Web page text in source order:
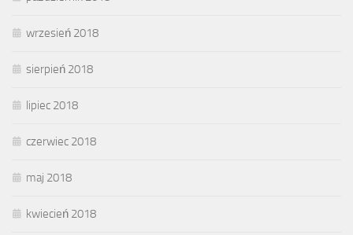
wrzesień 2018
sierpień 2018
lipiec 2018
czerwiec 2018
maj 2018
kwiecień 2018